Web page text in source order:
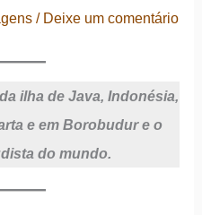
/ Deixe um comentário
ilha de Java, Indonésia,
e em Borobudur e o
do mundo.